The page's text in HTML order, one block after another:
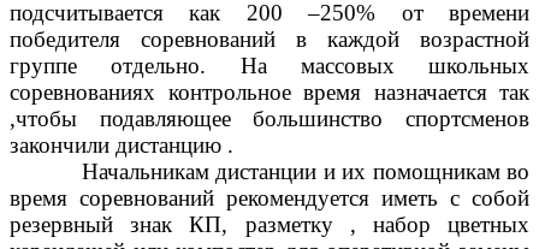
подсчитывается как 200 –250% от времени
победителя соревнований в каждой возрастной
группе отдельно. На массовых школьных
соревнованиях контрольное время назначается так
,чтобы подавляющее большинство спортсменов
закончили дистанцию .
Начальникам дистанции и их помощникам во
время соревнований рекомендуется иметь с собой
резервный знак КП, разметку , набор цветных